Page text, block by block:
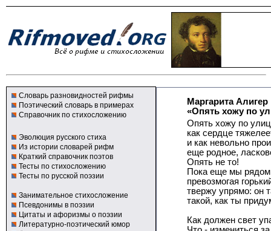
Словарь разновидностей рифмы
Поэтический словарь в примерах
Справочник по стихосложению
Эволюция русского стиха
Из истории словарей рифм
Краткий справочник поэтов
Тесты по стихосложению
Тесты по русской поэзии
Занимательное стихосложение
Псевдонимы в поэзии
Цитаты и афоризмы о поэзии
Литературно-поэтический юмор
Маргарита Алигер
«Опять хожу по
Опять хожу по
как сердце
и как невольно
еще родное,
Опять не то!
Пока еще мы
превозмогая
твержу упрямо: он
такой, как ты
Как должен свет